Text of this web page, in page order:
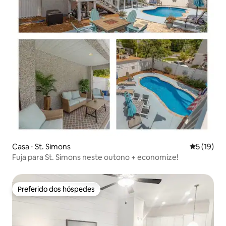
Casa ⋅ St. Simons 5 de uma
5 (19)
Fuja para St. Simons neste outono + economize!
Preferido dos hóspedes
Preferido dos hóspedes